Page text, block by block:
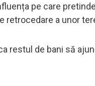
pe care
retrocedare a unor
restul de bani să